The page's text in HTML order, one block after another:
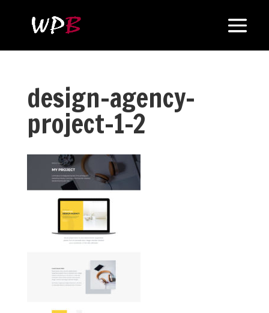
design-agency-
project-1-2